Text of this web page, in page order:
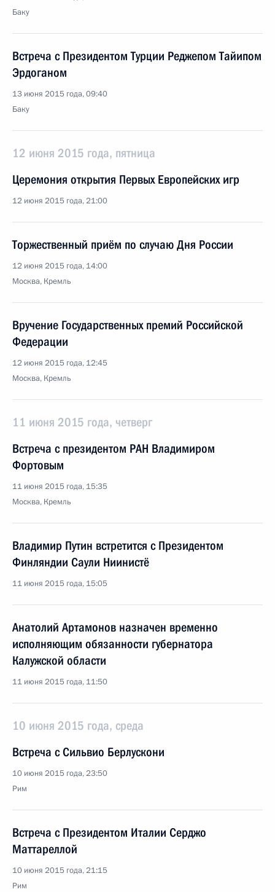
Баку
Встреча с Президентом Турции Реджепом Тайипом
Эрдоганом
13 июня 2015 года, 09:40
Баку
12 июня 2015 года, пятница
Церемония открытия Первых Европейских игр
12 июня 2015 года, 21:00
Торжественный приём по случаю Дня России
12 июня 2015 года, 14:00
Москва, Кремль
Вручение Государственных премий Российской
Федерации
12 июня 2015 года, 12:45
Москва, Кремль
11 июня 2015 года, четверг
Встреча с президентом РАН Владимиром
Фортовым
11 июня 2015 года, 15:35
Москва, Кремль
Владимир Путин встретится с Президентом
Финляндии Саули Ниинистё
11 июня 2015 года, 15:05
Анатолий Артамонов назначен временно
исполняющим обязанности губернатора
Калужской области
11 июня 2015 года, 11:50
10 июня 2015 года, среда
Встреча с Сильвио Берлускони
10 июня 2015 года, 23:50
Рим
Встреча с Президентом Италии Серджо
Маттареллой
10 июня 2015 года, 21:15
Рим